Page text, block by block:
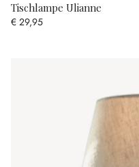
Tischlampe Ulianne
€ 29,95